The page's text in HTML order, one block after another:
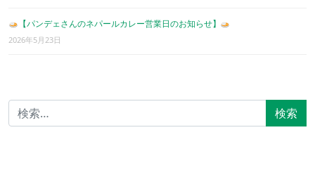
【パンデェさんのネパールカレー営業日のお知らせ】
2026年5月23日
検索: